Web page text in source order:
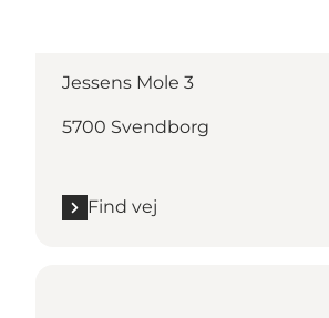
Jessens Mole 3
5700 Svendborg
Find vej